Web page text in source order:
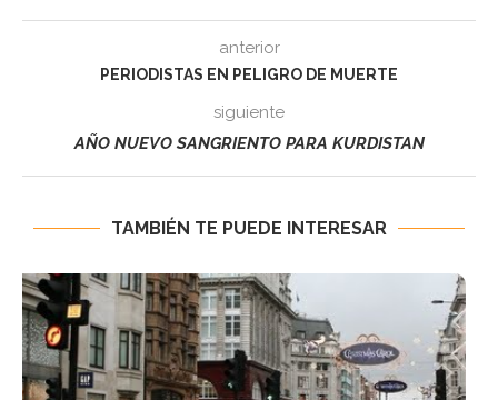
anterior
PERIODISTAS EN PELIGRO DE MUERTE
siguiente
AÑO NUEVO SANGRIENTO PARA KURDISTAN
TAMBIÉN TE PUEDE INTERESAR